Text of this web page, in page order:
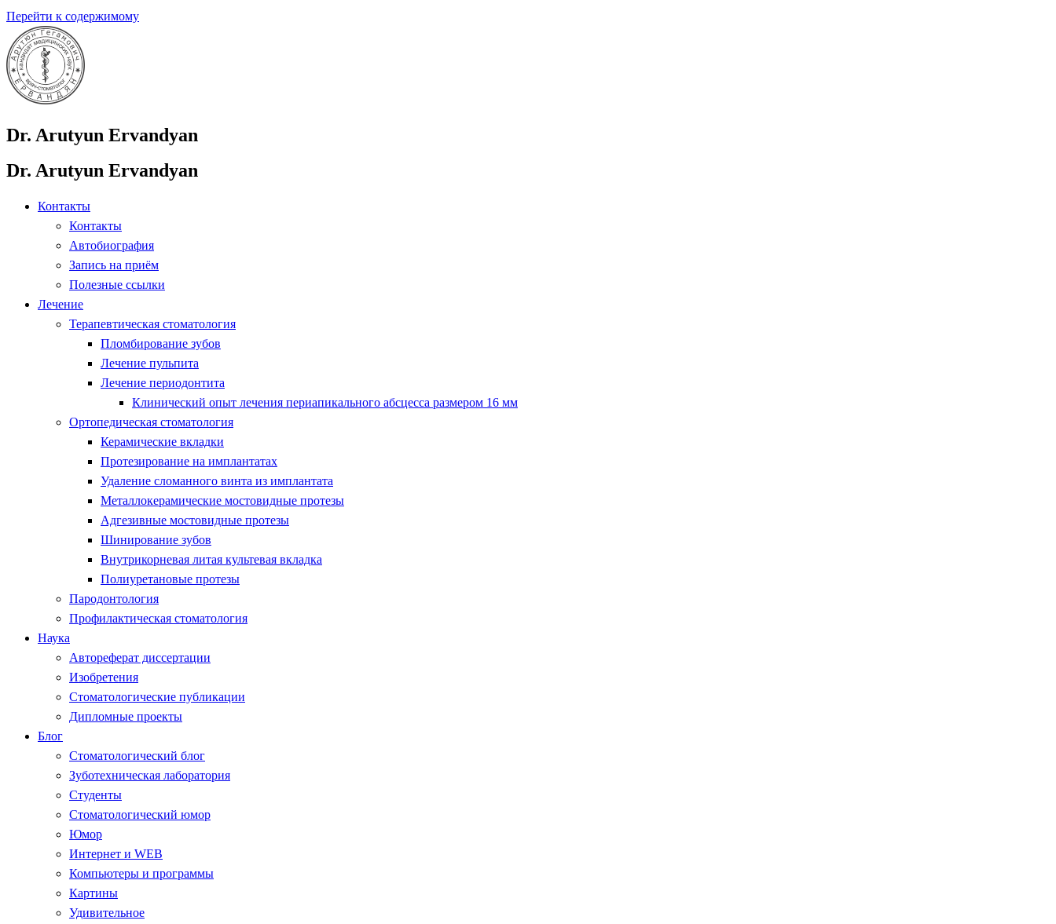
Перейти к содержимому
Dr. Arutyun Ervandyan
Dr. Arutyun Ervandyan
Контакты
Контакты
Автобиография
Запись на приём
Полезные ссылки
Лечение
Терапевтическая стоматология
Пломбирование зубов
Лечение пульпита
Лечение периодонтита
Клинический опыт лечения периапикального абсцесса размером 16 мм
Ортопедическая стоматология
Керамические вкладки
Протезирование на имплантатах
Удаление сломанного винта из имплантата
Металлокерамические мостовидные протезы
Адгезивные мостовидные протезы
Шинирование зубов
Внутрикорневая литая культевая вкладка
Полиуретановые протезы
Пародонтология
Профилактическая стоматология
Наука
Автореферат диссертации
Изобретения
Стоматологические публикации
Дипломные проекты
Блог
Стоматологический блог
Зуботехническая лаборатория
Студенты
Стоматологический юмор
Юмор
Интернет и WEB
Компьютеры и программы
Картины
Удивительное